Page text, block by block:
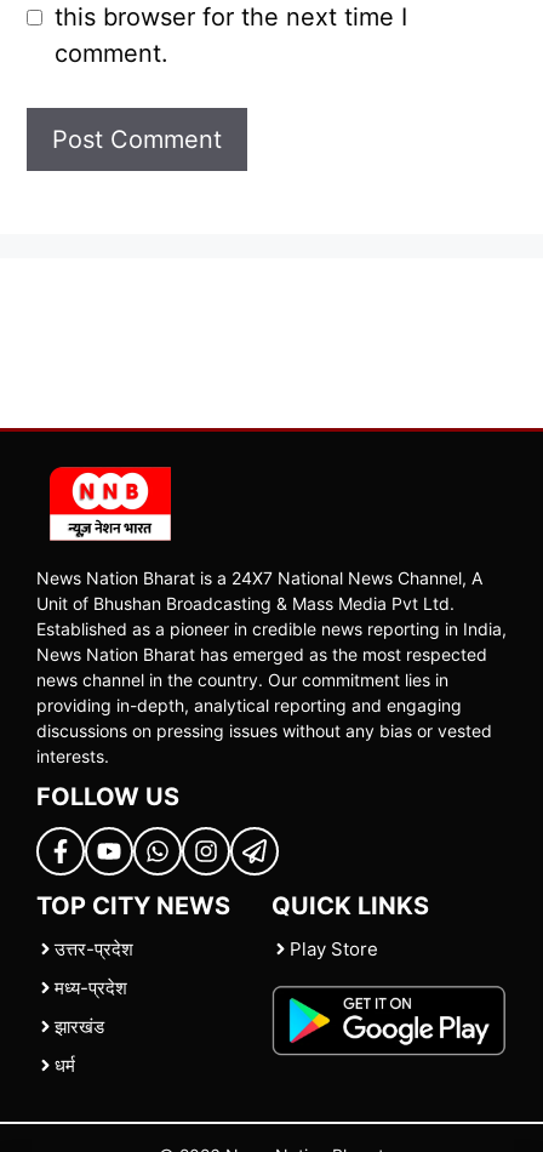
this browser for the next time I
comment.
News Nation Bharat is a 24X7 National News Channel, A
Unit of Bhushan Broadcasting & Mass Media Pvt Ltd.
Established as a pioneer in credible news reporting in India,
News Nation Bharat has emerged as the most respected
news channel in the country. Our commitment lies in
providing in-depth, analytical reporting and engaging
discussions on pressing issues without any bias or vested
interests.
FOLLOW US
TOP CITY NEWS
उत्तर-प्रदेश
मध्य-प्रदेश
झारखंड
धर्म
QUICK LINKS
Play Store